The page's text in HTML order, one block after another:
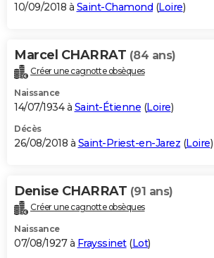
10/09/2018 à Saint-Chamond (Loire)
Marcel CHARRAT (84 ans)
Créer une cagnotte obsèques
Naissance
14/07/1934 à Saint-Étienne (Loire)
Décès
26/08/2018 à Saint-Priest-en-Jarez (Loire)
Denise CHARRAT (91 ans)
Créer une cagnotte obsèques
Naissance
07/08/1927 à Frayssinet(Lot)